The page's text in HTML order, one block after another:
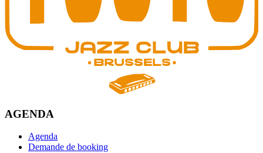
AGENDA
Agenda
Demande de booking